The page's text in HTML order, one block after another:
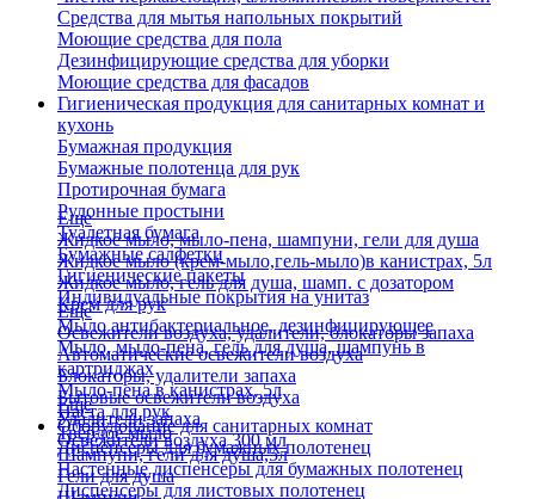
Средства для мытья напольных покрытий
Моющие средства для пола
Дезинфицирующие средства для уборки
Моющие средства для фасадов
Гигиеническая продукция для санитарных комнат и
кухонь
Бумажная продукция
Бумажные полотенца для рук
Протирочная бумага
Рулонные простыни
Туалетная бумага
Бумажные салфетки
Гигиенические пакеты
Индивидуальные покрытия на унитаз
Еще
Жидкое мыло, мыло-пена, шампуни, гели для душа
Жидкое мыло (крем-мыло,гель-мыло)в канистрах, 5л
Жидкое мыло, гель для душа, шамп. с дозатором
Крем для рук
Мыло антибактериальное, дезинфицирующее
Мыло, мыло-пена, гель для душа, шампунь в
картриджах
Мыло-пена в канистрах, 5л
Паста для рук
Твердое мыло
Шампуни, гели для душа,5л
Гели для душа
Еще
Освежители воздуха, удалители, блокаторы запаха
Автоматические освежители воздуха
Блокаторы, удалители запаха
Бытовые освежители воздуха
Удалители запаха
Освежители воздуха 300 мл
Еще
Оборудование для санитарных комнат
Диспенсеры для бумажных полотенец
Настенные диспенсеры для бумажных полотенец
Диспенсеры для листовых полотенец